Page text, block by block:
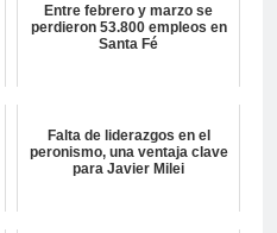
Entre febrero y marzo se
perdieron 53.800 empleos en
Santa Fé
Falta de liderazgos en el
peronismo, una ventaja clave
para Javier Milei